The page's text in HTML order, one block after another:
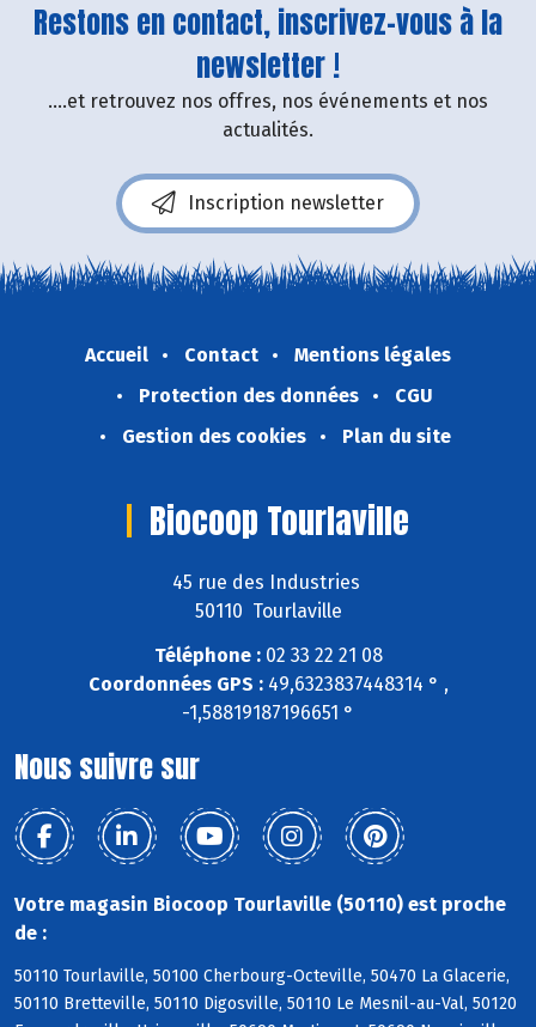
Restons en contact, inscrivez-vous à la
newsletter !
....et retrouvez nos offres, nos événements et nos
actualités.
Inscription newsletter
Accueil Contact
Mentions légales
Protection des données
CGU
Gestion des cookies
Plan du site
Biocoop Tourlaville
45 rue des Industries
50110 Tourlaville
Téléphone :02 33 22 21 08
Coordonnées GPS :49,6323837448314 ° ,
-1,58819187196651 °
Nous suivre sur
Votre magasin Biocoop Tourlaville (50110) est proche
de :
50110 Tourlaville, 50100 Cherbourg-Octeville, 50470 La Glacerie,
50110 Bretteville, 50110 Digosville, 50110 Le Mesnil-au-Val, 50120